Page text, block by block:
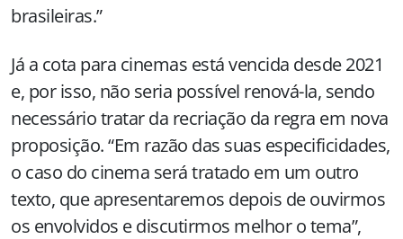
brasileiras.”
Já a cota para cinemas está vencida desde 2021
e, por isso, não seria possível renová-la, sendo
necessário tratar da recriação da regra em nova
proposição. “Em razão das suas especificidades,
o caso do cinema será tratado em um outro
texto, que apresentaremos depois de ouvirmos
os envolvidos e discutirmos melhor o tema”,